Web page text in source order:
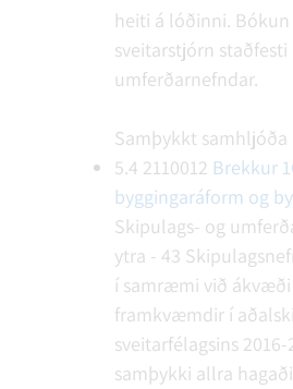
heiti á lóðinni.
sveitarstjórn
umferðarnefndar.
Samþykkt samhljóða
5.4 2110012 Brekkur
byggingaráform og
Skipulags- og
ytra - 43
í samræmi við
framkvæmdir í
sveitarfélagsins
samþykki allra